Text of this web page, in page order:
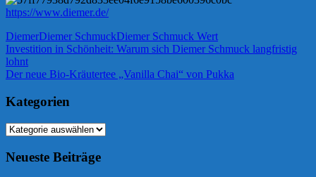
https://www.diemer.de/
DiemerDiemer SchmuckDiemer Schmuck Wert
Beitragsnavigation
Vorheriger
Beitrag:
Investition in Schönheit: Warum sich Diemer Schmuck langfristig
lohnt
Nächster
Der neue Bio-Kräutertee „Vanilla Chai“ von Pukka
Kategorien
Kategorien
Neueste Beiträge